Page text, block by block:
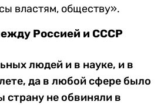
властям, обществу».
Россией и СССР
людей и в науке, и в
да в любой сфере было
страну не обвиняли в